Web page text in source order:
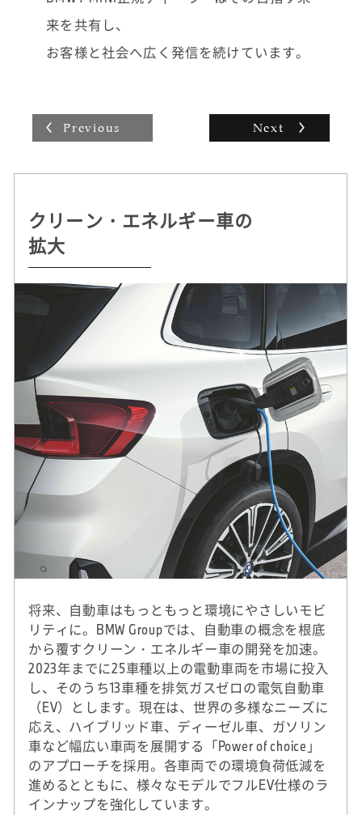
り、ロード・サービスなどをすべて手配して
一番早く済む方法をご提案し、安心していた
がいを感じます。
来を共有し、
お客様と社会へ広く発信を続けています。
クリーン・エネルギー車の
拡大
将来、自動車はもっともっと環境にやさしいモビ
リティに。BMW Groupでは、自動車の概念を根底
から覆すクリーン・エネルギー車の開発を加速。
2023年までに25車種以上の電動車両を市場に投入
し、そのうち13車種を排気ガスゼロの電気自動車
（EV）とします。現在は、世界の多様なニーズに
応え、ハイブリッド車、ディーゼル車、ガソリン
車など幅広い車両を展開する「Power of choice」
のアプローチを採用。各車両での環境負荷低減を
進めるとともに、様々なモデルでフルEV仕様のラ
インナップを強化しています。
持続可能な
クルマづくりを追求
自動運転 /
デジタル・サービスの革新
ドライビング・プレジャー
へのこだわり
Previous Next